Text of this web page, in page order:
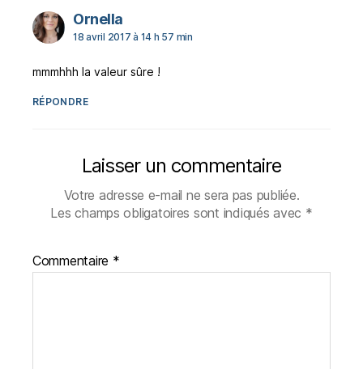
Ornelladit :
18 avril 2017 à 14 h 57 min
mmmhhh la valeur sûre !
RÉPONDRE
Laisser un commentaire
Votre adresse e-mail ne sera pas publiée.
Les champs obligatoires sont indiqués avec *
Commentaire *